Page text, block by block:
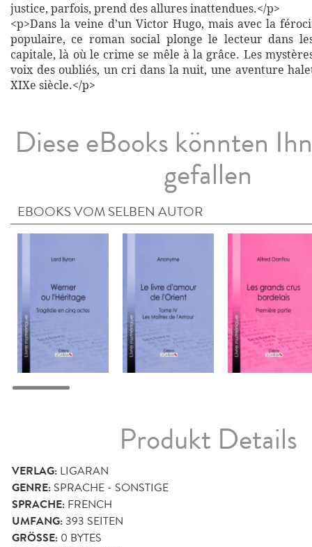
justice, parfois, prend des allures inattendues.</p>
<p>Dans la veine d’un Victor Hugo, mais avec la
populaire, ce roman social plonge le lecteur dans
capitale, là où le crime se mêle à la grâce. Les
voix des oubliés, un cri dans la nuit, une aventure
XIXe siècle.</p>
Diese eBooks könnten
gefallen
EBOOKS VOM SELBEN AUTOR
Produkt Details
VERLAG: LIGARAN
GENRE: SPRACHE - SONSTIGE
SPRACHE: FRENCH
UMFANG:393 SEITEN
GRÖSSE: 0 BYTES